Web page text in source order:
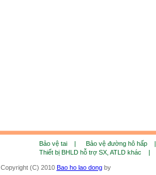
Bảo vệ tai | Bảo vệ đường hô hấp |
Thiết bị BHLD hỗ trợ SX, ATLD khác |
Copyright (C) 2010 Bao ho lao dongby